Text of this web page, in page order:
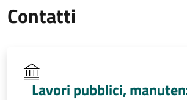
Contatti
Lavori pubblici,